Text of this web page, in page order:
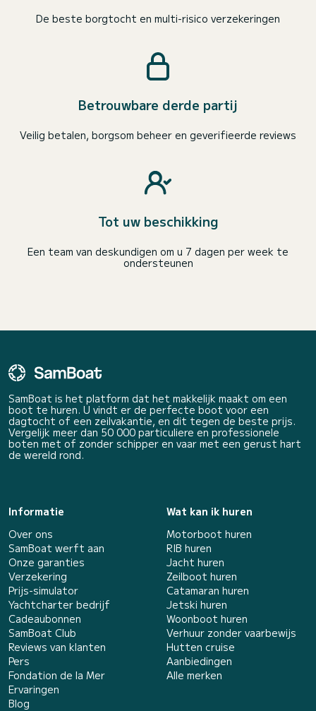
De beste borgtocht en multi-risico verzekeringen
Betrouwbare derde partij
Veilig betalen, borgsom beheer en geverifieerde reviews
Tot uw beschikking
Een team van deskundigen om u 7 dagen per week te
ondersteunen
SamBoat is het platform dat het makkelijk maakt om een
boot te huren. U vindt er de perfecte boot voor een
dagtocht of een zeilvakantie, en dit tegen de beste prijs.
Vergelijk meer dan 50 000 particuliere en professionele
boten met of zonder schipper en vaar met een gerust hart
de wereld rond.
Informatie
Over ons
SamBoat werft aan
Onze garanties
Verzekering
Prijs-simulator
Yachtcharter bedrijf
Cadeaubonnen
SamBoat Club
Reviews van klanten
Pers
Fondation de la Mer
Ervaringen
Blog
Wat kan ik huren
Motorboot huren
RIB huren
Jacht huren
Zeilboot huren
Catamaran huren
Jetski huren
Woonboot huren
Verhuur zonder vaarbewijs
Hutten cruise
Aanbiedingen
Alle merken